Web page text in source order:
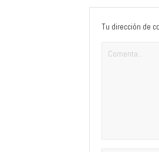
Tu dirección de